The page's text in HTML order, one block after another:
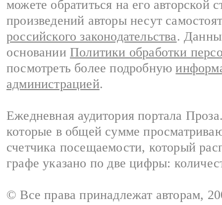
можете обратиться на его авторской
произведений авторы несут
российского законодательства.
основании Политики обработки
посмотреть более подробную
администрацией.
Ежедневная аудитория портала
которые в общей сумме
счетчика посещаемости, который
графе указано по две цифры:
© Все права принадлежат авторам,